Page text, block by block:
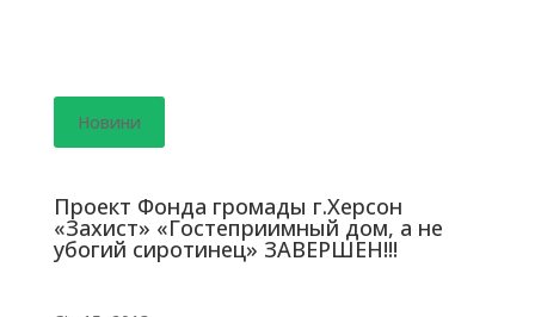
Новини
Проект Фонда громады г.Херсон
«Захист» «Гостеприимный дом, а не
убогий сиротинец» ЗАВЕРШЕН!!!